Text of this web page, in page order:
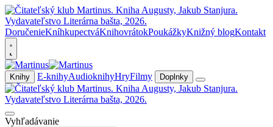
DoručenieKníhkupectváKnihovrátokPoukážkyKnižný blogKontakt
Knihy E-knihyAudioknihyHryFilmy Doplnky
Vyhľadávanie